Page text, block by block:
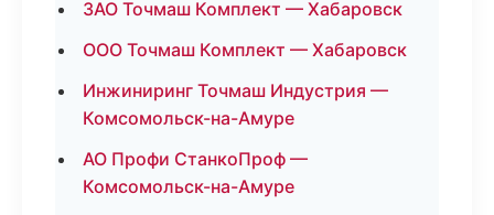
ЗАО Точмаш Комплект — Хабаровск
ООО Точмаш Комплект — Хабаровск
Инжиниринг Точмаш Индустрия —
Комсомольск-на-Амуре
АО Профи СтанкоПроф —
Комсомольск-на-Амуре